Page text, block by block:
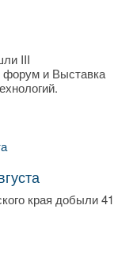
III
и Выставка
края добыли 41